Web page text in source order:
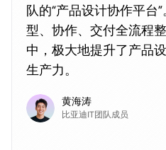
队的“产品设计协作平台
型、协作、交付全流程
中，极大地提升了产品
生产力。
黄海涛
比亚迪IT团队成员